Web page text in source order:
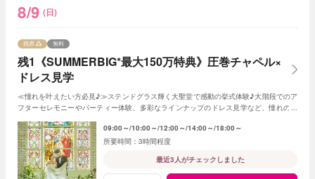
8/9 (日)
残1《SUMMERBIG*最大150万特典》圧巻チャペル×
ドレス見学
残席 無料
≪憧れを叶えたい方必見♪≫ステンドグラス輝く大聖堂で感動の挙式体験♪大階段でのア
フターセレモニーやパーティー体験、多彩なラインナップのドレス見学など、憧れの花
09:00～ 10:00～ 12:00～ 14:00～ 18:00～
3時間程度
最近3人がチェックしました